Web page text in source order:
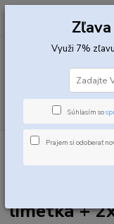
Aminokyseliny
Per4m
limetka +
Využi 7%
Súhlasím so
Prajem si odoberať